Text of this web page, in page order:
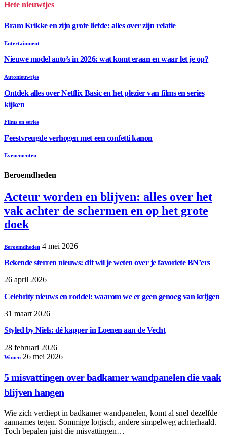
Hete nieuwtjes
Bram Krikke en zijn grote liefde: alles over zijn relatie
Entertainment
Nieuwe model auto’s in 2026: wat komt eraan en waar let je op?
Autonieuwtjes
Ontdek alles over Netflix Basic en het plezier van films en series
kijken
Films en series
Feestvreugde verhogen met een confetti kanon
Evenementen
Beroemdheden
Acteur worden en blijven: alles over het
vak achter de schermen en op het grote
doek
Beroemdheden 4 mei 2026
Bekende sterren nieuws: dit wil je weten over je favoriete BN’ers
26 april 2026
Celebrity nieuws en roddel: waarom we er geen genoeg van krijgen
31 maart 2026
Styled by Niels: dé kapper in Loenen aan de Vecht
28 februari 2026
Wonen 26 mei 2026
5 misvattingen over badkamer wandpanelen die vaak
blijven hangen
Wie zich verdiept in badkamer wandpanelen, komt al snel dezelfde
aannames tegen. Sommige logisch, andere simpelweg achterhaald.
Toch bepalen juist die misvattingen…